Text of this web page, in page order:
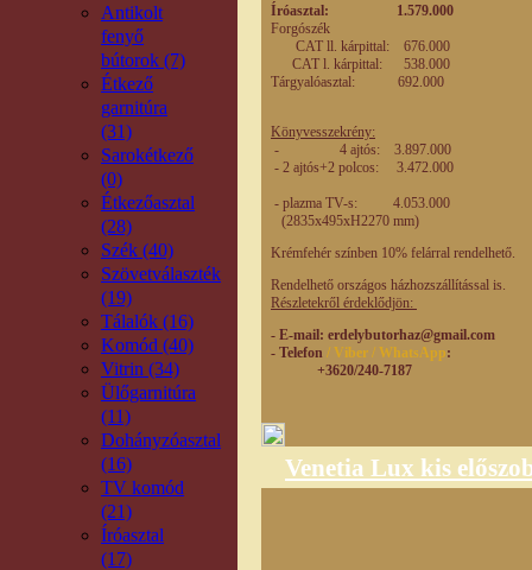
Antikolt
fenyő
bútorok (7)
Étkező
garnitúra
(31)
Sarokétkező
(0)
Étkezőasztal
(28)
Szék (40)
Szövetválaszték
(19)
Tálalók (16)
Komód (40)
Vitrin (34)
Ülőgarnitúra
(11)
Dohányzóasztal
(16)
TV komód
(21)
Íróasztal
(17)
Íróasztal: 1.579.000
Forgószék
CAT ll. kárpittal: 676.000
CAT l. kárpittal: 538.000
Tárgyalóasztal:
Könyvesszekrény:
- 4 ajtós:
- 2 ajtós+2 polcos:
- plazma TV-s:
(2835x495xH2270 mm)
Krémfehér színben 10% felárral rendelhető.
Rendelhető országos házhozszállítással is.
Részletekről érdeklődjön:
- E-mail: erdelybutorhaz@gmail.com
- Telefon / Viber / WhatsApp:
+3620/240-7187
Venetia Lux kis